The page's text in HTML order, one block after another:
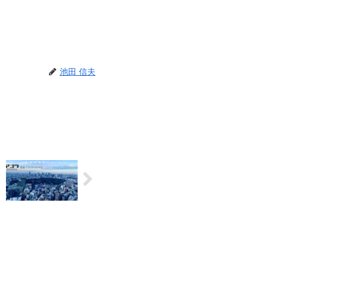
池田 信夫